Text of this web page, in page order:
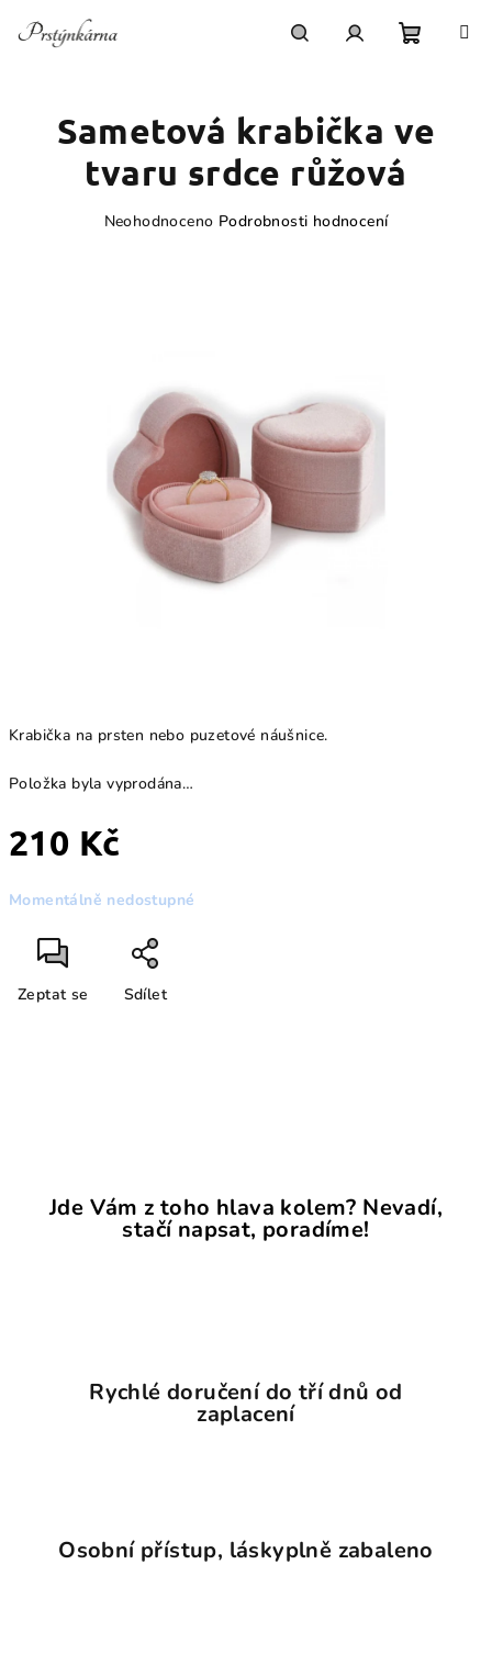
košík
Krabička na prsten nebo puzetové náušnice.
Položka byla vyprodána…
210 Kč
cena:
Momentálně nedostupné
Zeptat se Sdílet
Sametová krabička ve
tvaru srdce růžová
Neohodnoceno Podrobnosti hodnocení
Jde Vám z toho hlava kolem? Nevadí,
stačí napsat, poradíme!
Rychlé doručení do tří dnů od
zaplacení
Osobní přístup, láskyplně zabaleno